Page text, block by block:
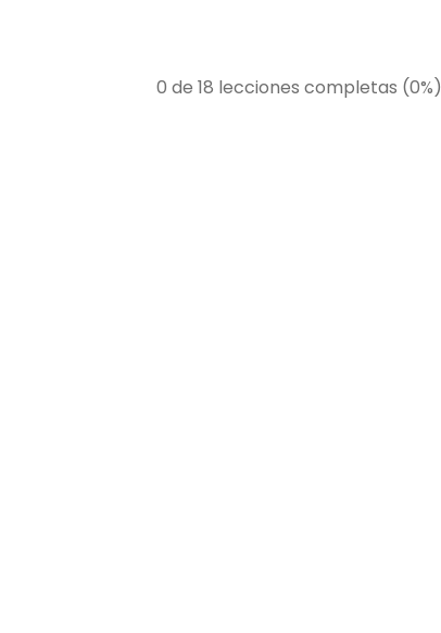
0 de 18 lecciones completas (0%)